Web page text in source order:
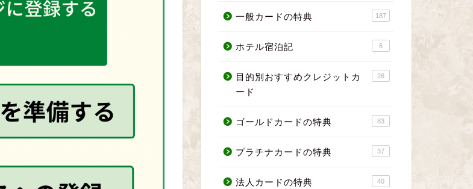
一般カードの特典 187
ホテル宿泊記 6
目的別おすすめクレジットカ
ード
26
ゴールドカードの特典 83
プラチナカードの特典 37
法人カードの特典 40